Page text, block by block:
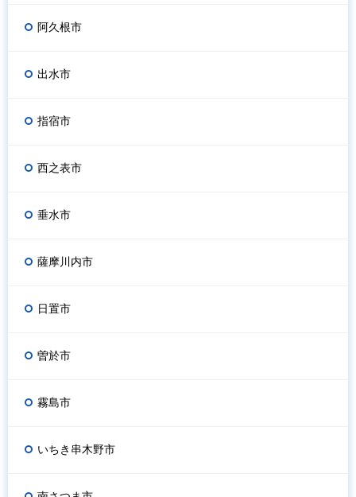
阿久根市
出水市
指宿市
西之表市
垂水市
薩摩川内市
日置市
曽於市
霧島市
いちき串木野市